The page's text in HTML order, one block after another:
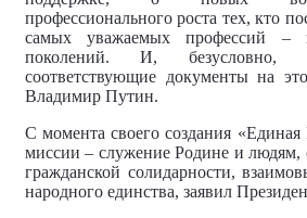
профессионального роста тех, кто
самых уважаемых профессий –
поколений. И, безусловно,
соответствующие документы на
Владимир Путин.
С момента своего создания «Единая
миссии – служение Родине и людям,
гражданской солидарности,
народного единства, заявил